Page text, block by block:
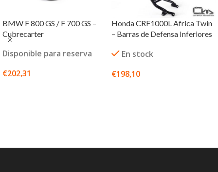
BMW F 800 GS / F 700 GS –
Cubrecarter
Disponible para reserva
€202,31
Honda CRF1000L Africa Twin
– Barras de Defensa Inferiores
En stock
€198,10